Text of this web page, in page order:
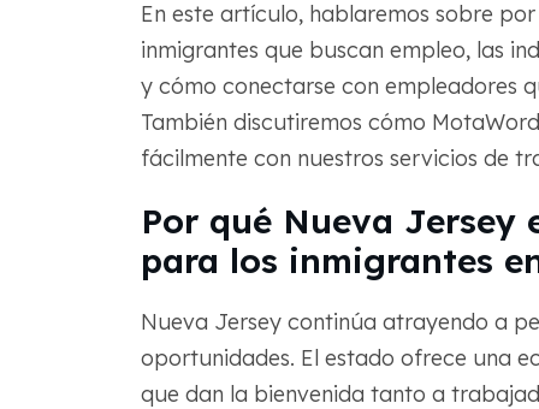
En este artículo, hablaremos sobre
inmigrantes que buscan empleo, las
y cómo conectarse con empleadores
También discutiremos cómo
fácilmente con nuestros servicios de
Por qué Nueva Jersey
para los inmigrantes
Nueva Jersey continúa atrayendo a
oportunidades. El estado ofrece una
que dan la bienvenida tanto a